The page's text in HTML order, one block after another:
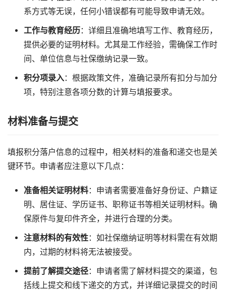
系方式等无误，任何小错误都有可能导致申请无效。
工作与教育经历：详细且准确地填写工作、教育经历，
提供必要的证明材料。尤其是工作经验，需确保工作时
间、单位信息与社保缴纳记录一致。
积分项录入：根据政策文件，准确记录所有扣分与加分
项，特别注意各项分数的计算与填报要求。
材料准备与提交
填报积分落户信息的过程中，相关材料的准备和递交也是关
键环节。申请者应注意以下几点：
准备相关证明材料：申请者需要准备好身份证、户籍证
明、居住证、学历证书、职称证书等相关证明材料。确
保原件与复印件齐全，并进行合理的分类。
注意材料的有效性：如社保缴纳证明等材料需在有效期
内，过期的材料将无法被接受。
提前了解提交途径：申请者需了解材料提交的渠道，包
括线上提交和线下递交的方式，并详细记录提交的时间